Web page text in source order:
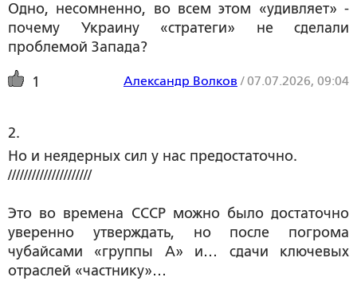
Одно, несомненно, во всем этом «удивляет» -
почему Украину «стратеги» не сделали
проблемой Запада?
1 Александр Волков /07.07.2026, 09:04
2.
Но и неядерных сил у нас предостаточно.
/////////////////////
Это во времена СССР можно было достаточно
уверенно утверждать, но после погрома
чубайсами «группы А» и… сдачи ключевых
отраслей «частнику»…